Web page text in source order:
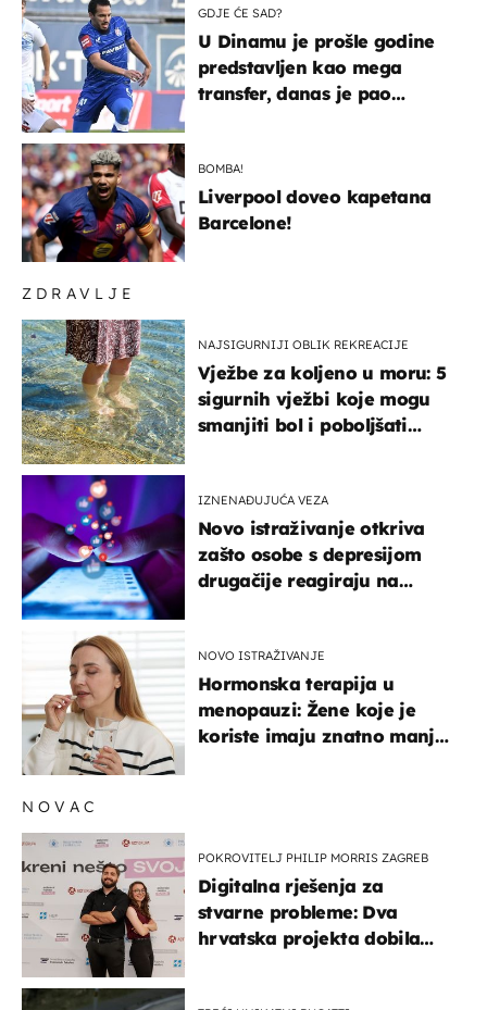
ZDRAVLJE
NAJSIGURNIJI OBLIK REKREACIJE
Vježbe za koljeno u moru: 5
sigurnih vježbi koje mogu
smanjiti bol i poboljšati
IZNENAĐUJUĆA VEZA
Novo istraživanje otkriva
zašto osobe s depresijom
drugačije reagiraju na
NOVO ISTRAŽIVANJE
Hormonska terapija u
menopauzi: Žene koje je
koriste imaju znatno manji
GDJE ĆE SAD?
U Dinamu je prošle godine
predstavljen kao mega
transfer, danas je pao
BOMBA!
Liverpool doveo kapetana
Barcelone!
NOVAC
POKROVITELJ PHILIP MORRIS ZAGREB
Digitalna rješenja za
stvarne probleme: Dva
hrvatska projekta dobila